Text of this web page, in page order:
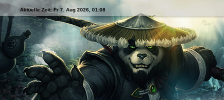
Aktuelle Zeit: Fr 7. Aug 2026, 01:08